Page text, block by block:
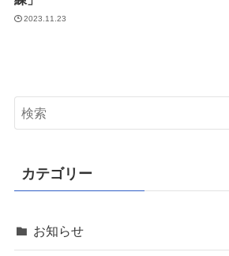
2023.11.23
カテゴリー
お知らせ